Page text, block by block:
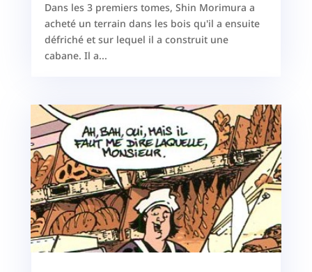
Dans les 3 premiers tomes, Shin Morimura a
acheté un terrain dans les bois qu'il a ensuite
défriché et sur lequel il a construit une
cabane. Il a...